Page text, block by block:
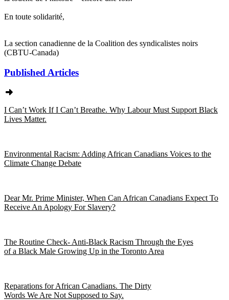
En toute solidarité,
La section canadienne de la Coalition des syndicalistes noirs
(CBTU-Canada)
Published Articles
I Can’t Work If I Can’t Breathe. Why Labour Must Support Black
Lives Matter.
Environmental Racism: Adding African Canadians Voices to the
Climate Change Debate
Dear Mr. Prime Minister, When Can African Canadians Expect To
Receive An Apology For Slavery?
The Routine Check- Anti-Black Racism Through the Eyes
of a Black Male Growing Up in the Toronto Area
Reparations for African Canadians. The Dirty
Words We Are Not Supposed to Say.